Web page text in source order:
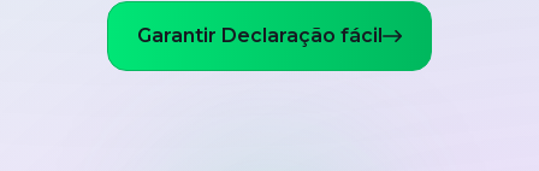
Garantir Declaração fácil